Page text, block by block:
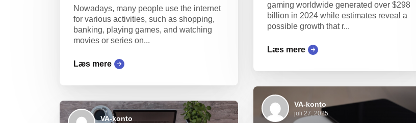
Nowadays, many people use the internet
for various activities, such as shopping,
banking, playing games, and watching
movies or series on...
Læs mere
gaming worldwide generated over $298
billion in 2024 while estimates reveal a
possible growth that r...
Læs mere
VA-konto
juli 27, 2025
VA-konto